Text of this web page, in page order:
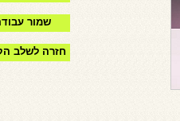
שמור
חזרה לשלב